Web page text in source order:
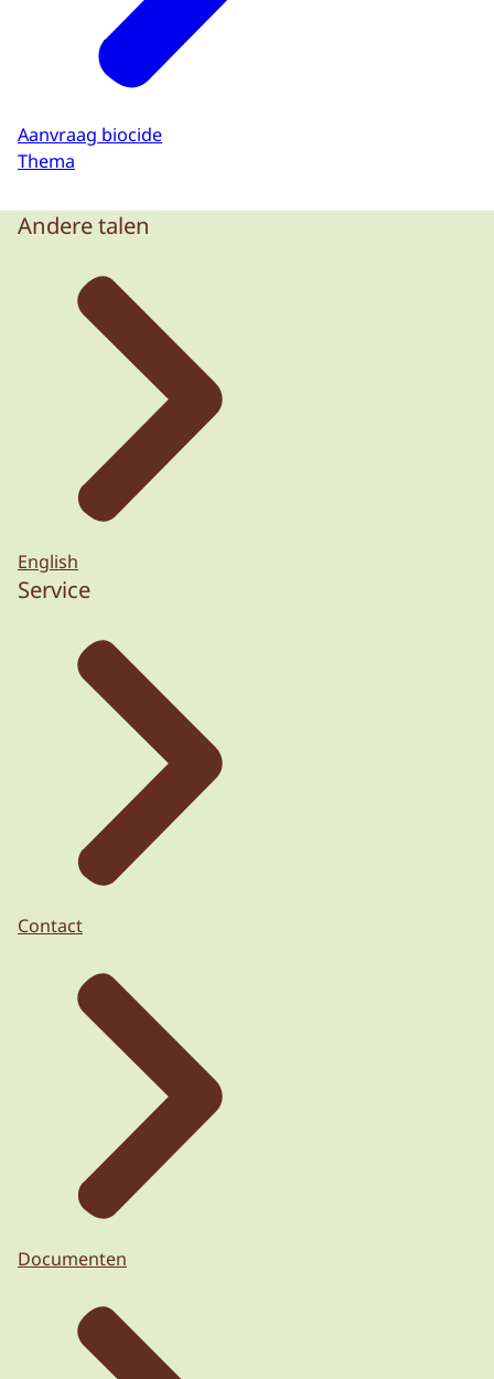
Aanvraag biocide
Thema
Andere talen
English
Service
Contact
Documenten